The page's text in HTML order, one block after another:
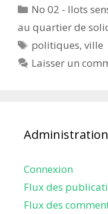
Catégories
No 02 - Ilots
au quartier de
Étiquettes
politiques,ville
Laisser un
Administration
Connexion
Flux des
Flux des